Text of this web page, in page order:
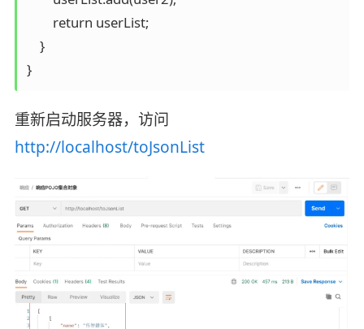
        return userList;
    }
}
重新启动服务器，访问
http://localhost/toJsonList